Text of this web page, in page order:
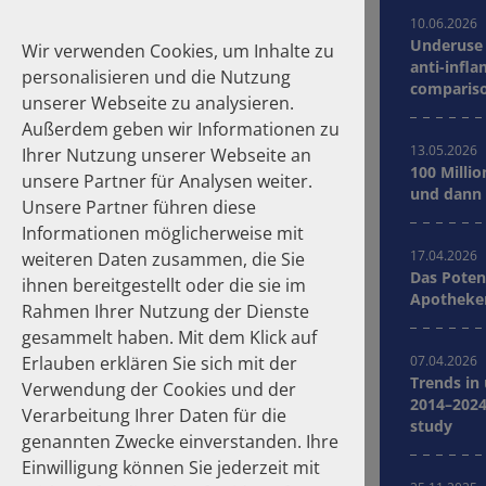
Publikationen
Über die Autoren
Jahre zurücksetzen
2026
2025
2024
2023
10.06.2026
anti-
13.05.2026
100
und
17.04.2026
Das
07.04.2026
Trends in
study
Wir verwenden Cookies, um Inhalte zu
personalisieren und die Nutzung
unserer Webseite zu analysieren.
Außerdem geben wir Informationen zu
Ihrer Nutzung unserer Webseite an
unsere Partner für Analysen weiter.
Unsere Partner führen diese
Informationen möglicherweise mit
weiteren Daten zusammen, die Sie
ihnen bereitgestellt oder die sie im
Rahmen Ihrer Nutzung der Dienste
gesammelt haben. Mit dem Klick auf
Erlauben erklären Sie sich mit der
Verwendung der Cookies und der
Verarbeitung Ihrer Daten für die
genannten Zwecke einverstanden. Ihre
Einwilligung können Sie jederzeit mit